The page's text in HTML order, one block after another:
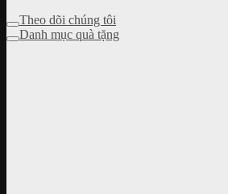
Theo dõi chúng tôi
Danh mục quà tặng